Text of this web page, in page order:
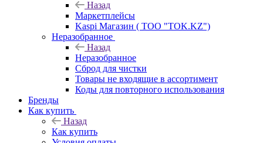
Назад
Маркетплейсы
Kaspi Магазин ( ТОО "TOK.KZ")
Неразобранное
Назад
Неразобранное
Сброд для чистки
Товары не входящие в ассортимент
Коды для повторного использования
Бренды
Как купить
Назад
Как купить